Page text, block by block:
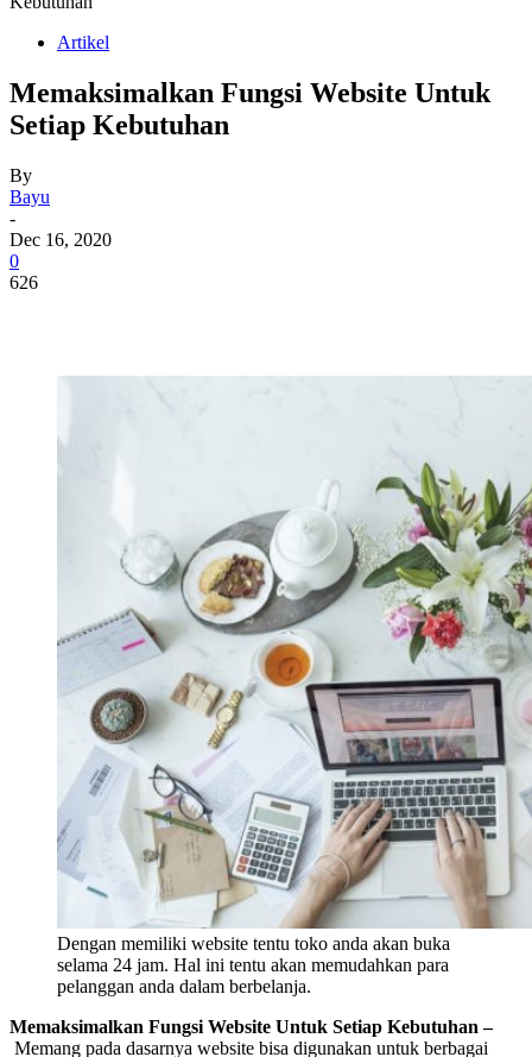
Artikel
Memaksimalkan Fungsi Website Untuk
Setiap Kebutuhan
By
Bayu
-
Dec 16, 2020
0
626
Dengan memiliki website tentu toko anda akan buka
selama 24 jam. Hal ini tentu akan memudahkan para
pelanggan anda dalam berbelanja.
Memaksimalkan Fungsi Website Untuk Setiap Kebutuhan –
Memang pada dasarnya website bisa digunakan untuk berbagai